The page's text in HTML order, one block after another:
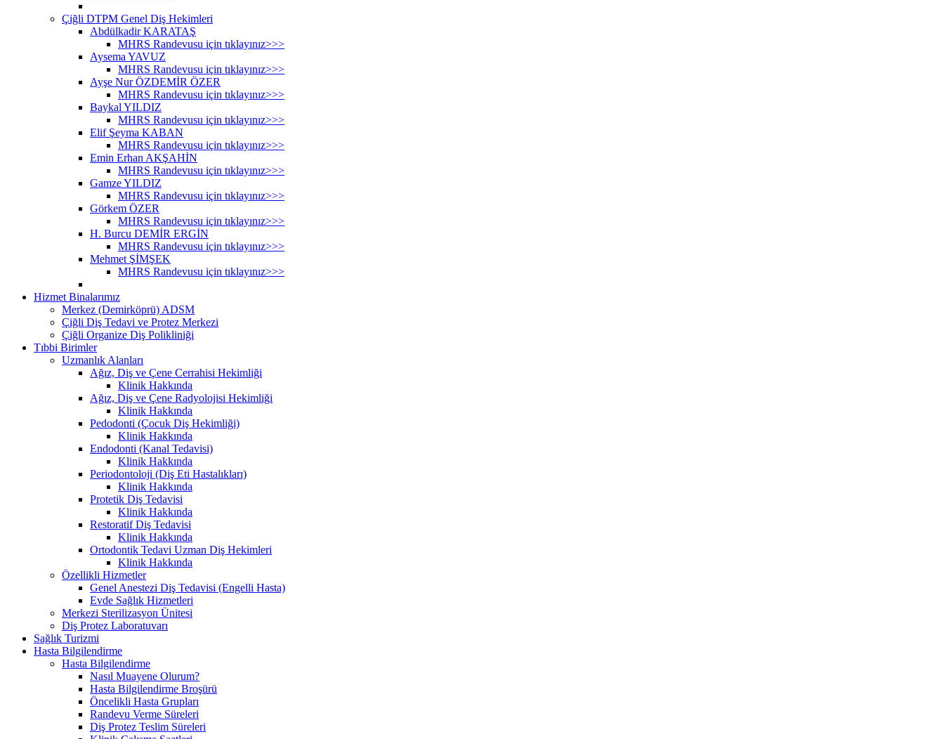
Çiğli DTPM Genel Diş Hekimleri
Abdülkadir KARATAŞ
MHRS Randevusu için tıklayınız>>>
Aysema YAVUZ
MHRS Randevusu için tıklayınız>>>
Ayşe Nur ÖZDEMİR ÖZER
MHRS Randevusu için tıklayınız>>>
Baykal YILDIZ
MHRS Randevusu için tıklayınız>>>
Elif Şeyma KABAN
MHRS Randevusu için tıklayınız>>>
Emin Erhan AKŞAHİN
MHRS Randevusu için tıklayınız>>>
Gamze YILDIZ
MHRS Randevusu için tıklayınız>>>
Görkem ÖZER
MHRS Randevusu için tıklayınız>>>
H. Burcu DEMİR ERGİN
MHRS Randevusu için tıklayınız>>>
Mehmet ŞİMŞEK
MHRS Randevusu için tıklayınız>>>
Hizmet Binalarımız
Merkez (Demirköprü) ADSM
Çiğli Diş Tedavi ve Protez Merkezi
Çiğli Organize Diş Polikliniği
Tıbbi Birimler
Uzmanlık Alanları
Ağız, Diş ve Çene Cerrahisi Hekimliği
Klinik Hakkında
Ağız, Diş ve Çene Radyolojisi Hekimliği
Klinik Hakkında
Pedodonti (Çocuk Diş Hekimliği)
Klinik Hakkında
Endodonti (Kanal Tedavisi)
Klinik Hakkında
Periodontoloji (Diş Eti Hastalıkları)
Klinik Hakkında
Protetik Diş Tedavisi
Klinik Hakkında
Restoratif Diş Tedavisi
Klinik Hakkında
Ortodontik Tedavi Uzman Diş Hekimleri
Klinik Hakkında
Özellikli Hizmetler
Genel Anestezi Diş Tedavisi (Engelli Hasta)
Evde Sağlık Hizmetleri
Merkezi Sterilizasyon Ünitesi
Diş Protez Laboratuvarı
Sağlık Turizmi
Hasta Bilgilendirme
Hasta Bilgilendirme
Nasıl Muayene Olurum?
Hasta Bilgilendirme Broşürü
Öncelikli Hasta Grupları
Randevu Verme Süreleri
Diş Protez Teslim Süreleri